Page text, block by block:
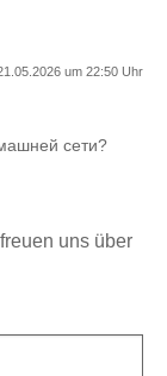
um 22:50 Uhr
сети?
uns über